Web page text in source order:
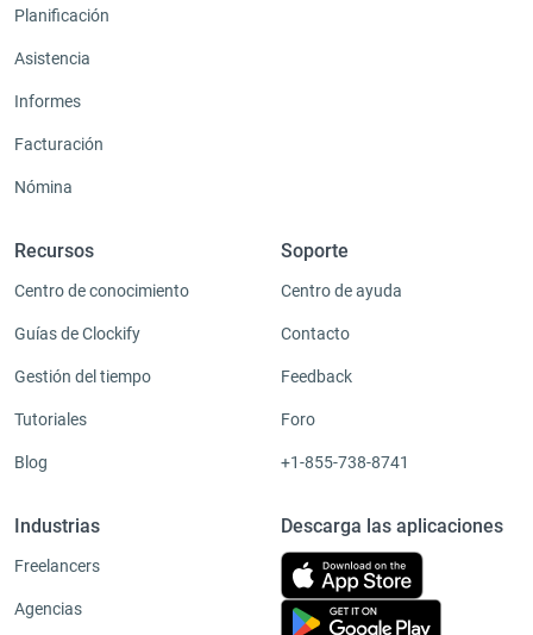
Planificación
Asistencia
Informes
Facturación
Nómina
Recursos
Centro de conocimiento
Guías de Clockify
Gestión del tiempo
Tutoriales
Blog
Industrias
Freelancers
Agencias
Soporte
Centro de ayuda
Contacto
Feedback
Foro
+1-855-738-8741
Descarga las aplicaciones